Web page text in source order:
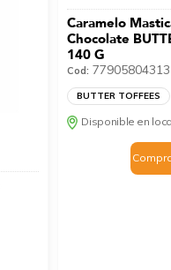
Caramelo
Chocolate
140 G
Cod:
BUTTER TOFFEES
Disponible en